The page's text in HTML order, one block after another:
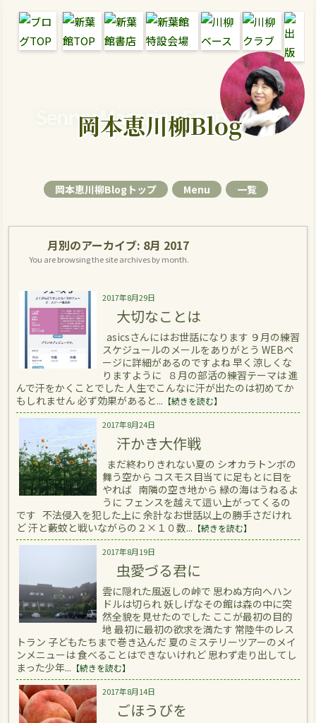
Senryu Magazine Senryu Blog
岡本恵川柳Blog
岡本恵川柳Blogトップ Menu 一覧
月別のアーカイブ: 8月 2017
You are browsing the site archives by month.
2017年8月29日
大切なことは
asicsさんにはお世話になります ９月の練習
スケジュールのメールをありがとう WEBペ
ージに詳細があるのですよね 早く涼しくな
りますように ８月の部活の練習テーマは 進
んで汗をかくことでした 人生でこんなに汗が出たのは初めてか
もしれません 必ず効果があると... 【続きを読む】
2017年8月24日
汗かき大作戦
まだ終わりきれない夏の シオカラトンボの
舞う空から コスモス目当てに足もとに目を
やれば 南隣の空き地から 緑の海はうねるよ
うに フェンスを越えて這い上がってくるの
です 不法侵入を犯した上に 余計なお世話以上の勝手さだけれ
ど 汗と藪蚊と戦いながらの２×１０数... 【続きを読む】
2017年8月19日
虫愛づる君に
雲に隠れた風返しの峠で 思わぬ方向へハン
ドルは切られ 妖しげなその館は森の中に突
然全貌を見せたのでした ここが最初の目的
地 最初に最初の欲求を満たす 常陸牛のレス
トラン 子どもたちまで巻き込んだ 夏のミステリーツアーのメイ
ンメニューは 食べることはできないけれど 思わず走り出してし
まった少年... 【続きを読む】
2017年8月14日
ごほうびを